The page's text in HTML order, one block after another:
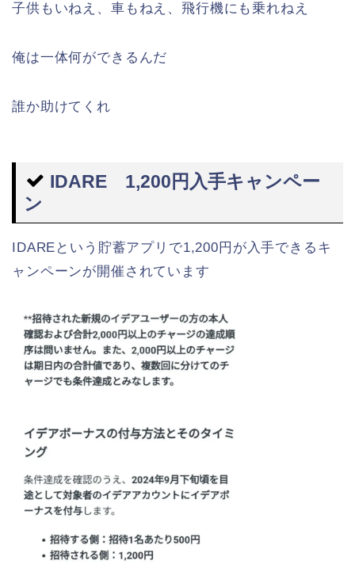
子供もいねえ、車もねえ、飛行機にも乗れねえ
俺は一体何ができるんだ
誰か助けてくれ
IDARE 1,200円入手キャンペー
ン
IDAREという貯蓄アプリで1,200円が入手できるキ
ャンペーンが開催されています